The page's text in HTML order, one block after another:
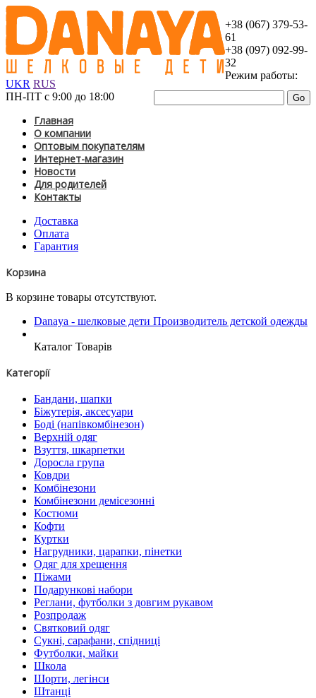
UKR RUS
+38 (067) 379-53-
61
+38 (097) 092-99-
32
Режим работы:
ПН-ПТ с 9:00 до 18:00
Главная
О компании
Оптовым покупателям
Интернет-магазин
Новости
Для родителей
Контакты
Доставка
Оплата
Гарантия
Корзина
В корзине товары отсутствуют.
Danaya - шелковые дети Производитель детской одежды
Каталог Товарів
Категорії
Бандани, шапки
Біжутерія, аксесуари
Боді (напівкомбінезон)
Верхній одяг
Взуття, шкарпетки
Доросла група
Ковдри
Комбінезони
Комбінезони демісезонні
Костюми
Кофти
Куртки
Нагрудники, царапки, пінетки
Одяг для хрещення
Піжами
Подарункові набори
Реглани, футболки з довгим рукавом
Розпродаж
Святковий одяг
Сукні, сарафани, спідниці
Футболки, майки
Школа
Шорти, легінси
Штанці